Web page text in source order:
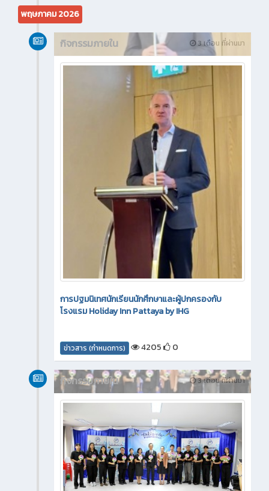
พฤษภาคม 2026
3 เดือน ที่ผ่านมา
กิจกรรมภายใน
การปฐมนิเทศนักเรียนนักศึกษาและผู้ปกครองกับ
โรงแรม Holiday Inn Pattaya by IHG
ข่าวสาร (กำหนดการ) 4205 0
3 เดือน ที่ผ่านมา
กิจกรรมภายใน